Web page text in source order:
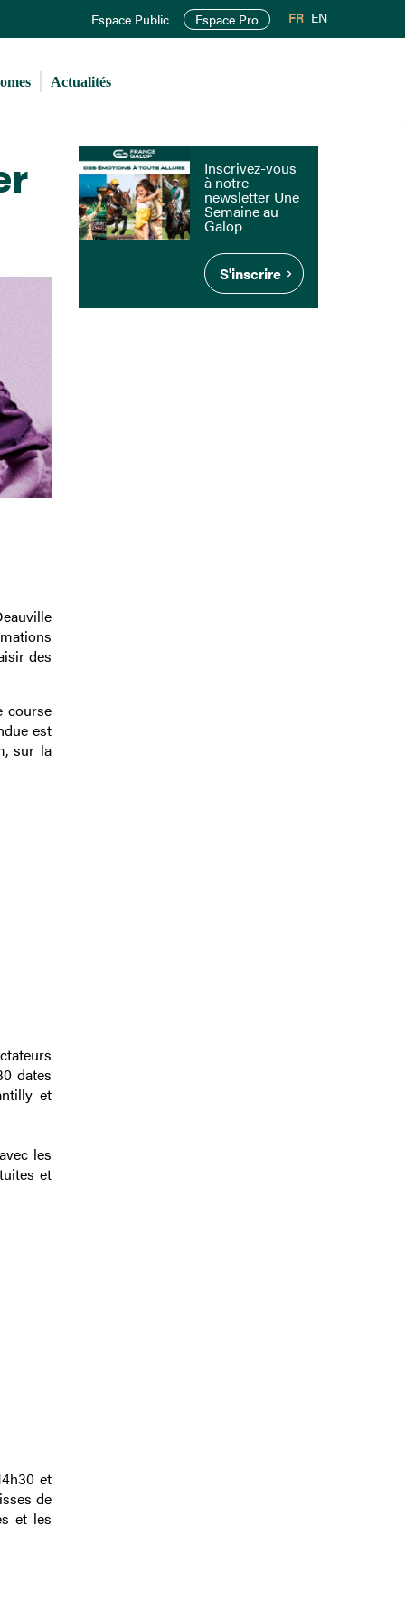
Espace Public Espace Pro FR EN
Actualités
des
course
est
sur la
dates
et
les
et
et
de
et les
Inscrivez-vous
à notre
newsletter Une
Semaine au
Galop
S'inscrire